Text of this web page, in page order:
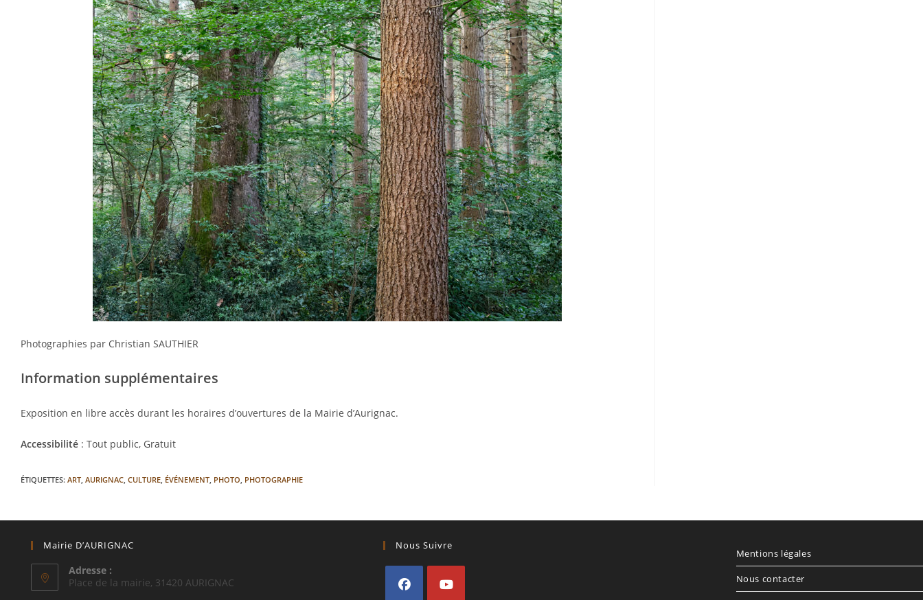
Photographies par Christian SAUTHIER
Information supplémentaires
Exposition en libre accès durant les horaires d’ouvertures de la Mairie d’Aurignac.
Accessibilité : Tout public, Gratuit
ÉTIQUETTES: ART AURIGNAC CULTURE ÉVÉNEMENT PHOTO PHOTOGRAPHIE
Mairie D’AURIGNAC
Adresse :
Place de la mairie, 31420 AURIGNAC
Nous Suivre
Mentions légales
Nous contacter